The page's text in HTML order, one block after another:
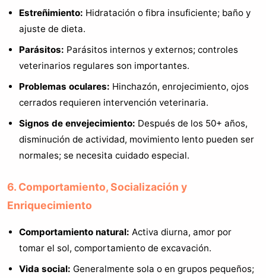
Estreñimiento: Hidratación o fibra insuficiente; baño y
ajuste de dieta.
Parásitos: Parásitos internos y externos; controles
veterinarios regulares son importantes.
Problemas oculares: Hinchazón, enrojecimiento, ojos
cerrados requieren intervención veterinaria.
Signos de envejecimiento: Después de los 50+ años,
disminución de actividad, movimiento lento pueden ser
normales; se necesita cuidado especial.
6. Comportamiento, Socialización y
Enriquecimiento
Comportamiento natural: Activa diurna, amor por
tomar el sol, comportamiento de excavación.
Vida social: Generalmente sola o en grupos pequeños;